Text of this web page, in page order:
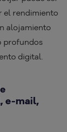
el rendimiento
alojamiento
profundos
digital.
e-mail,